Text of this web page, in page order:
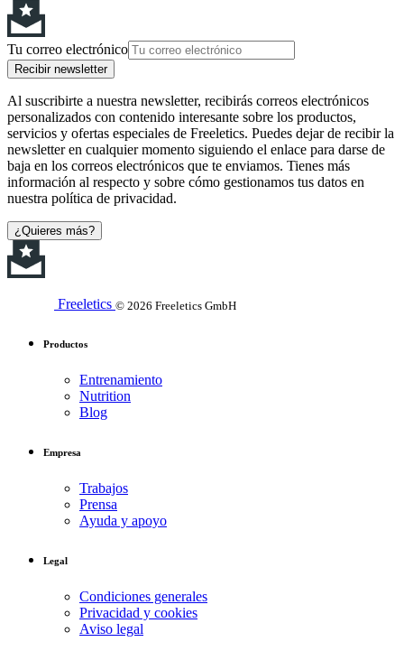
Tu correo electrónico
Recibir newsletter
Al suscribirte a nuestra newsletter, recibirás correos electrónicos
personalizados con contenido interesante sobre los productos,
servicios y ofertas especiales de Freeletics. Puedes dejar de recibir la
newsletter en cualquier momento siguiendo el enlace para darse de
baja en los correos electrónicos que te enviamos. Tienes más
información al respecto y sobre cómo gestionamos tus datos en
nuestra política de privacidad.
¿Quieres más?
Freeletics © 2026 Freeletics GmbH
Productos
Entrenamiento
Nutrition
Blog
Empresa
Trabajos
Prensa
Ayuda y apoyo
Legal
Condiciones generales
Privacidad y cookies
Aviso legal